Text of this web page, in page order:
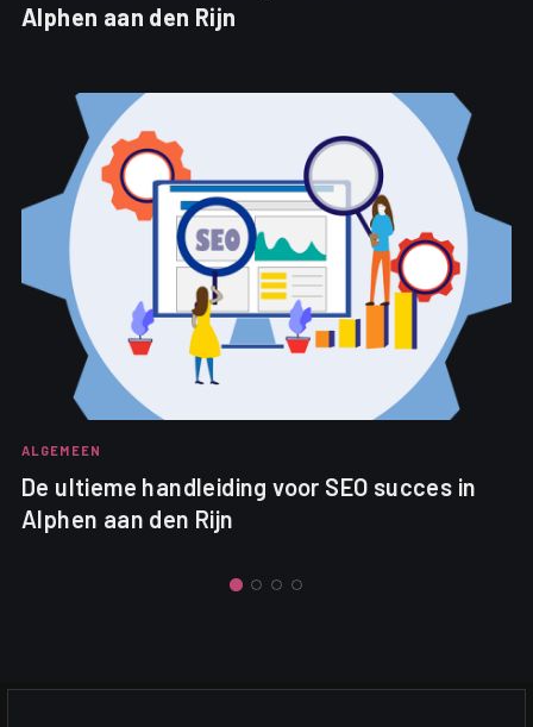
Alphen aan den Rijn
ALGEMEEN
De ultieme handleiding voor SEO succes in
Alphen aan den Rijn